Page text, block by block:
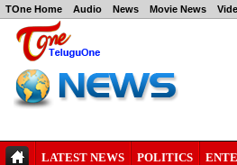
TOne Home Audio News Movie News
LATEST NEWS POLITICS